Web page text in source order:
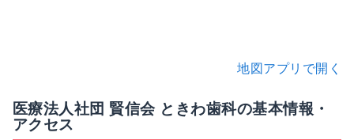
地図アプリで開く
医療法人社団 賢信会 ときわ歯科の基本情報・
アクセス